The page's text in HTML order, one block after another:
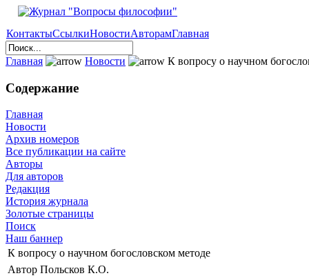
КонтактыСсылкиНовостиАвторамГлавная
Главная Новости К вопросу о научном
Содержание
Главная
Новости
Архив номеров
Все публикации на сайте
Авторы
Для авторов
Редакция
История журнала
Золотые страницы
Поиск
Наш баннер
К вопросу о научном богословском методе
Автор Польсков К.О.